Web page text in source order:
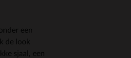
een
de look
sjaal, een